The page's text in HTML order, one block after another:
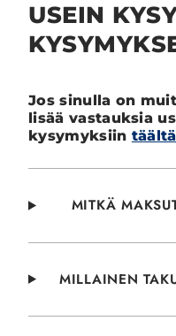
USEIN
Jos sinulla on
lisää vastauksia
kysymyksiin täältä
MITKÄ
MILLAINEN